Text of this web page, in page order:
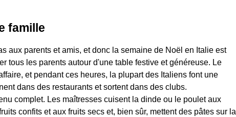
famille
aux parents et amis, et donc la semaine de Noël en Italie est
tous les parents autour d'une table festive et généreuse. Le
et pendant ces heures, la plupart des Italiens font une
dans des restaurants et sortent dans des clubs.
complet. Les maîtresses cuisent la dinde ou le poulet aux
confits et aux fruits secs et, bien sûr, mettent des pâtes sur la